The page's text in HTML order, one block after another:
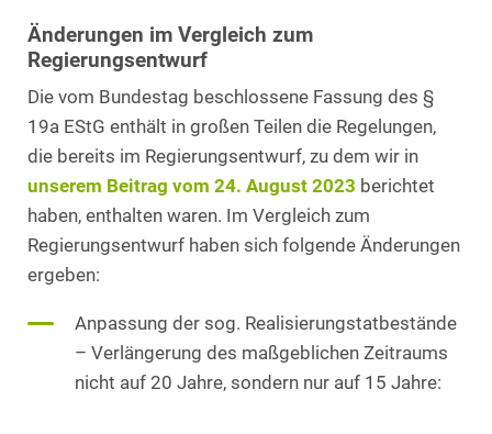
Änderungen im Vergleich zum
Regierungsentwurf
Die vom Bundestag beschlossene Fassung des §
19a EStG enthält in großen Teilen die Regelungen,
die bereits im Regierungsentwurf, zu dem wir in
unserem Beitrag vom 24. August 2023 berichtet
haben, enthalten waren. Im Vergleich zum
Regierungsentwurf haben sich folgende Änderungen
ergeben:
Anpassung der sog. Realisierungstatbestände
– Verlängerung des maßgeblichen Zeitraums
nicht auf 20 Jahre, sondern nur auf 15 Jahre: